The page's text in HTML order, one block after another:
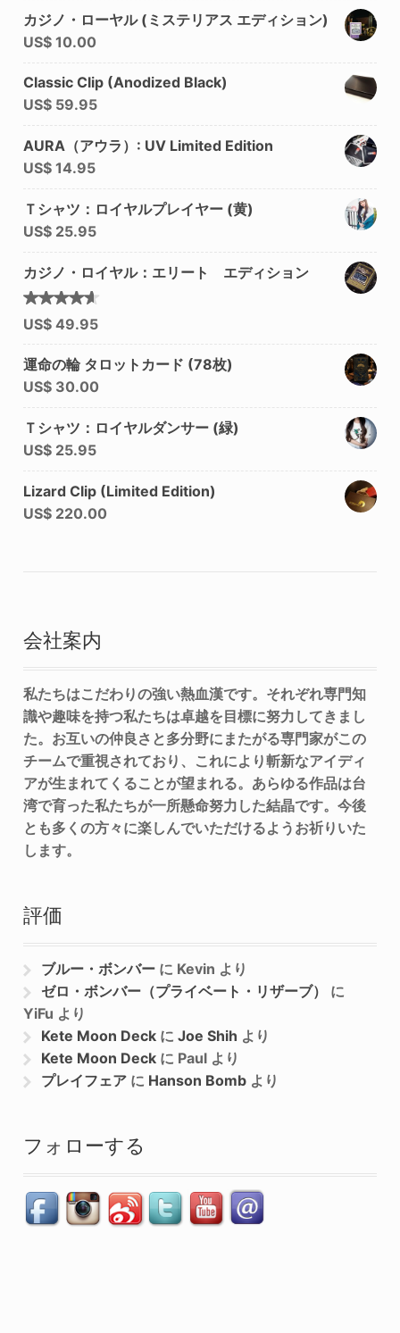
カジノ・ローヤル (ミステリアス エディション)
US$10.00
Classic Clip (Anodized Black)
US$59.95
AURA（アウラ）: UV Limited Edition
US$14.95
Ｔシャツ：ロイヤルプレイヤー (黄)
US$25.95
カジノ・ロイヤル：エリート エディション
5段階中
4.50
US$49.95
運命の輪 タロットカード (78枚)
US$30.00
Ｔシャツ：ロイヤルダンサー (緑)
US$25.95
Lizard Clip (Limited Edition)
US$220.00
会社案内
私たちはこだわりの強い熱血漢です。それぞれ専門知
識や趣味を持つ私たちは卓越を目標に努力してきまし
た。お互いの仲良さと多分野にまたがる専門家がこの
チームで重視されており、これにより斬新なアイディ
アが生まれてくることが望まれる。あらゆる作品は台
湾で育った私たちが一所懸命努力した結晶です。今後
とも多くの方々に楽しんでいただけるようお祈りいた
します。
評価
ブルー・ボンバー に Kevin より
ゼロ・ボンバー（プライベート・リザーブ）
に
YiFu より
Kete Moon Deck にJoe Shih より
Kete Moon Deck に Paul より
プレイフェア に Hanson Bomb より
フォローする